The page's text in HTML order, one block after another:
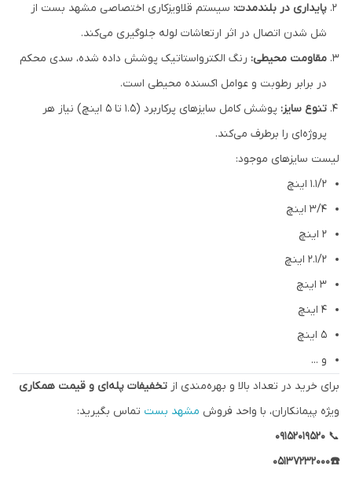
پایداری در بلندمدت: سیستم قلاویزکاری اختصاصی مشهد بست از
شل شدن اتصال در اثر ارتعاشات لوله جلوگیری می‌کند.
مقاومت محیطی: رنگ الکترواستاتیک پوشش داده شده، سدی محکم
در برابر رطوبت و عوامل اکسنده محیطی است.
تنوع سایز:
پوشش کامل سایزهای پرکاربرد (۱.۵ تا ۵ اینچ) نیاز هر
پروژه‌ای را برطرف می‌کند.
لیست سایزهای موجود:
۱.۱/۲ اینچ
3/4 اینچ
۲ اینچ
۲.۱/۲ اینچ
۳ اینچ
۴ اینچ
۵ اینچ
و ...
برای خرید در تعداد بالا و بهره‌مندی از تخفیفات پله‌ای و قیمت همکاری
ویژه پیمانکاران، با واحد فروش مشهد بست تماس بگیرید:
📞 ۰۹۱۵۲۰۱۹۵۲۰
☎️05137232000